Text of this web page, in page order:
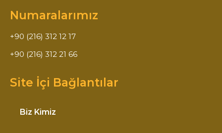
Numaralarımız
+90 (216) 312 12 17
+90 (216) 312 21 66
Site İçi Bağlantılar
Biz Kimiz